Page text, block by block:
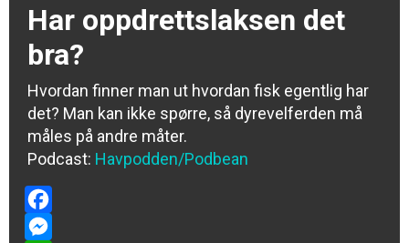
Har oppdrettslaksen det
bra?
Hvordan finner man ut hvordan fisk egentlig har
det? Man kan ikke spørre, så dyrevelferden må
måles på andre måter.
Podcast: Havpodden/Podbean
Facebook